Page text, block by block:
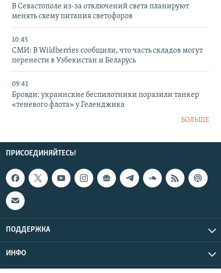
В Севастополе из-за отключений света планируют
менять схему питания светофоров
10:45
СМИ: В Wildberries сообщили, что часть складов могут
перенести в Узбекистан и Беларусь
09:41
Бровди: украинские беспилотники поразили танкер
«теневого флота» у Геленджика
БОЛЬШЕ
ПРИСОЕДИНЯЙТЕСЬ!
ПОДДЕРЖКА
ИНФО